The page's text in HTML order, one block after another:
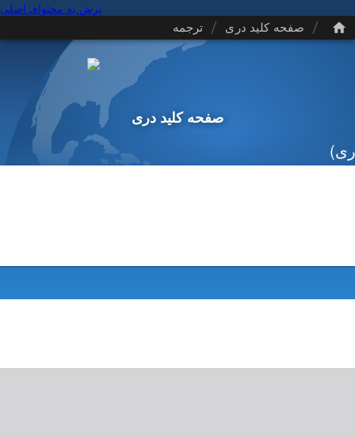
پرش به محتوای اصلی
/ صفحه کلید دری / ترجمه
صفحه کلید دری